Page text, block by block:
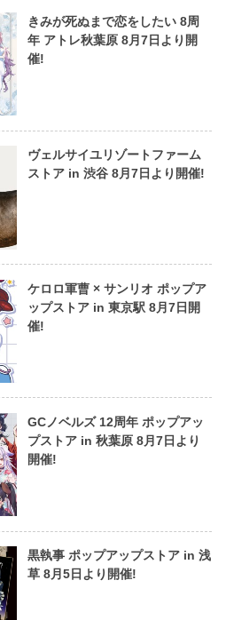
きみが死ぬまで恋をしたい 8周
年 アトレ秋葉原 8月7日より開
催!
ヴェルサイユリゾートファーム
ストア in 渋谷 8月7日より開催!
ケロロ軍曹 × サンリオ ポップア
ップストア in 東京駅 8月7日開
催!
GCノベルズ 12周年 ポップアッ
プストア in 秋葉原 8月7日より
開催!
黒執事 ポップアップストア in 浅
草 8月5日より開催!